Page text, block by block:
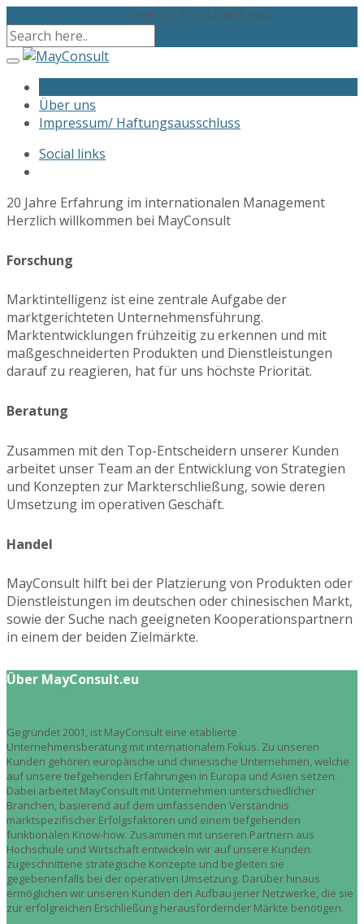
+49 (0) 151 41 803 394
Über uns
Impressum/ Haftungsausschluss
Social links
20 Jahre Erfahrung im internationalen Management
Herzlich willkommen bei MayConsult
Forschung
Marktintelligenz ist eine zentrale Aufgabe der
marktgerichteten Unternehmensführung.
Marktentwicklungen frühzeitig zu erkennen und mit
maßgeschneiderten Produkten und Dienstleistungen
darauf zu reagieren, hat für uns höchste Priorität.
Beratung
Zusammen mit den Top-Entscheidern unserer Kunden
arbeitet unser Team an der Entwicklung von Strategien
und Konzepten zur Markterschließung, sowie deren
Umsetzung im operativen Geschäft.
Handel
MayConsult hilft bei der Platzierung von Produkten oder
Dienstleistungen im deutschen oder chinesischen Markt,
sowie der Suche nach geeigneten Kooperationspartnern
in einem der beiden Zielmärkte.
Über MayConsult.eu
Gegründet 2001, ist MayConsult eine etablierte
Unternehmensberatung mit internationalem Fokus. Zu unseren
Kunden gehören europäische und chinesische Unternehmen, welche
auf unsere tiefgehenden Erfahrungen in Europa und Asien setzen.
Dabei arbeitet MayConsult mit Unternehmen unterschiedlicher
Branchen, basierend auf dem umfassenden Verständnis
marktspezifischer Erfolgsfaktoren und einem tiefgehenden
funktionalen Know-how. Zusammen mit unseren Partnern aus
Hochschule und Wirtschaft entwickeln wir auf unsere Kunden
zugeschnittene strategische Konzepte und begleiten sie
gegebenenfalls bei der operativen Umsetzung. Darüber hinaus
ermöglichen wir unseren Kunden den Aufbau jener Netzwerke, die sie
zur erfolgreichen Erschließung herausfordernder Märkte benötigen.